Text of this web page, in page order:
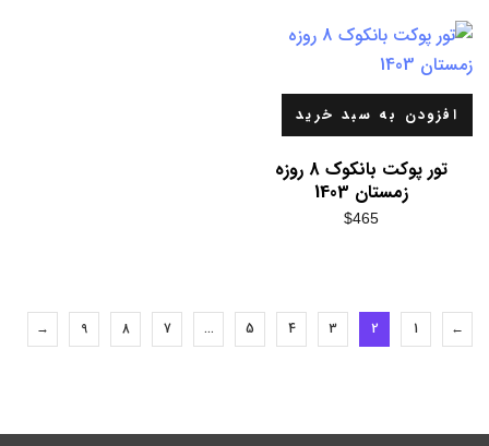
افزودن به سبد خرید
تور پوکت بانکوک 8 روزه
زمستان 1403
$465
←
1
2
3
4
5
…
7
8
9
→